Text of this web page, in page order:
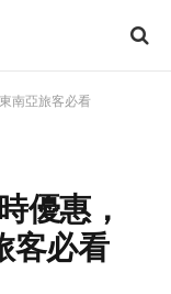
南亞旅客必看
優惠，
客必看